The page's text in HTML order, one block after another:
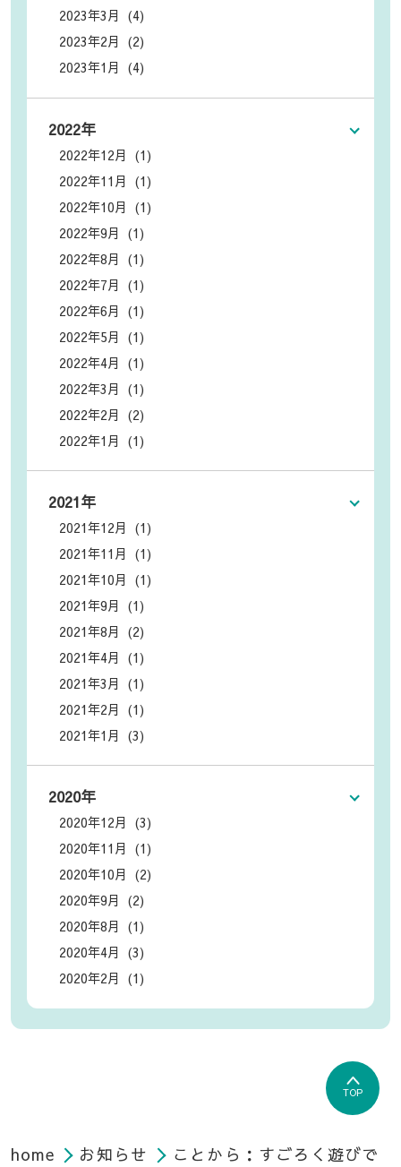
2023年3月 (4)
2023年2月 (2)
2023年1月 (4)
2022年
2022年12月 (1)
2022年11月 (1)
2022年10月 (1)
2022年9月 (1)
2022年8月 (1)
2022年7月 (1)
2022年6月 (1)
2022年5月 (1)
2022年4月 (1)
2022年3月 (1)
2022年2月 (2)
2022年1月 (1)
2021年
2021年12月 (1)
2021年11月 (1)
2021年10月 (1)
2021年9月 (1)
2021年8月 (2)
2021年4月 (1)
2021年3月 (1)
2021年2月 (1)
2021年1月 (3)
2020年
2020年12月 (3)
2020年11月 (1)
2020年10月 (2)
2020年9月 (2)
2020年8月 (1)
2020年4月 (3)
2020年2月 (1)
TOP
home お知らせ ことから：すごろく遊びで